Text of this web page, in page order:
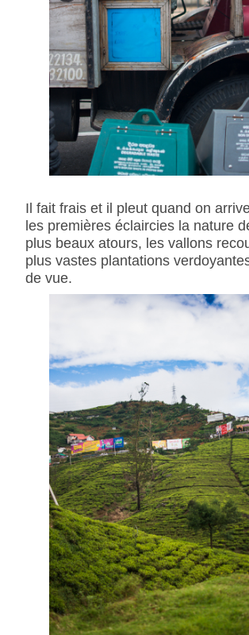
Il fait frais et il pleut quand on
les premières éclaircies la nature
plus beaux atours, les vallons
plus vastes plantations
de vue.